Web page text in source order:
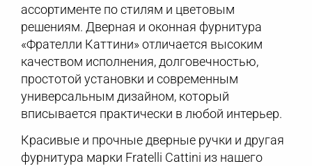
ассортименте по стилям и цветовым
решениям. Дверная и оконная фурнитура
«Фрателли Каттини» отличается высоким
качеством исполнения, долговечностью,
простотой установки и современным
универсальным дизайном, который
вписывается практически в любой интерьер.
Красивые и прочные дверные ручки и другая
фурнитура марки Fratelli Cattini из нашего